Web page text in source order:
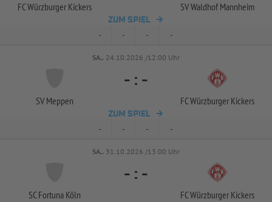
FC Würzburger Kickers SV Waldhof Mannheim
ZUM SPIEL
- - - -
SA.. 24.10.2026 /12:00 Uhr
SV Meppen
- : -
FC Würzburger Kickers
ZUM SPIEL
- - - -
SA.. 31.10.2026 /13:00 Uhr
SC Fortuna Köln
- : -
FC Würzburger Kickers